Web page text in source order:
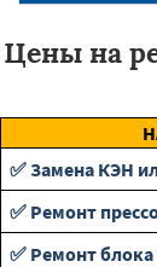
Цены на
✅ Замена КЭН
✅ Ремонт
✅ Ремонт